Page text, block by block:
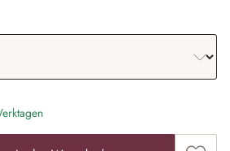
den gewünschten Wert ein oder